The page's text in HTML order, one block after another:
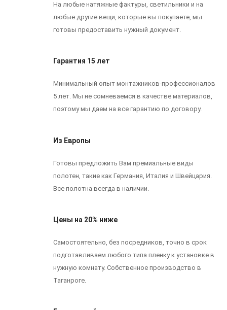
На любые натяжные фактуры, светильники и на
любые другие вещи, которые вы покупаете, мы
готовы предоставить нужный документ.
Гарантия 15 лет
Минимальный опыт монтажников-профессионалов
5 лет. Мы не сомневаемся в качестве материалов,
поэтому мы даем на все гарантию по договору.
Из Европы
Готовы предложить Вам премиальные виды
полотен, такие как Германия, Италия и Швейцария.
Все полотна всегда в наличии.
Цены на 20% ниже
Самостоятельно, без посредников, точно в срок
подготавливаем любого типа пленку к установке в
нужную комнату. Собственное производство в
Таганроге.